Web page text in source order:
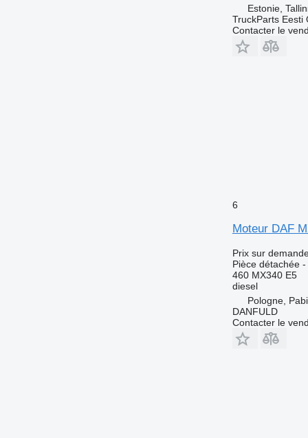
Estonie,
TruckParts Eesti
Contacter le
6
Moteur DAF
Prix sur
Pièce détachée
460 MX340 E5
diesel
Pologne,
DANFULD
Contacter le